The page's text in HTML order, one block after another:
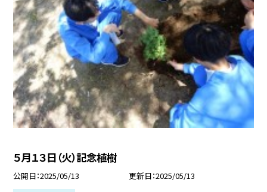
５月１３日（火）記念植樹
公開日 2025/05/13 更新日 2025/05/13